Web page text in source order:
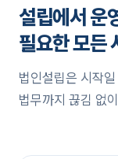
설립에서 운
필요한 모든
법인설립은 시작
법무까지 끊김 없